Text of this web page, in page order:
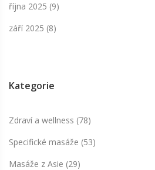
října 2025 (9)
září 2025 (8)
Kategorie
Zdraví a wellness (78)
Specifické masáže (53)
Masáže z Asie (29)